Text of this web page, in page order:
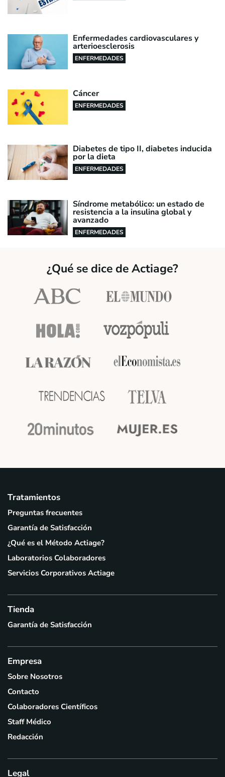
Enfermedades cardiovasculares y
arterioesclerosis
ENFERMEDADES
Cáncer
ENFERMEDADES
Diabetes de tipo II, diabetes inducida
por la dieta
ENFERMEDADES
Síndrome metabólico: un estado de
resistencia a la insulina global y
avanzado
ENFERMEDADES
¿Qué se dice de Actiage?
Tratamientos
Preguntas frecuentes
Garantía de Satisfacción
¿Qué es el Método Actiage?
Laboratorios Colaboradores
Servicios Corporativos Actiage
Tienda
Garantía de Satisfacción
Empresa
Sobre Nosotros
Contacto
Colaboradores Científicos
Staff Médico
Redacción
Legal